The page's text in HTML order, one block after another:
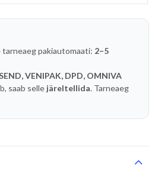
pakiautomaati: 2–5
VENIPAK, DPD, OMNIVA
saab selle järeltellida. Tarneaeg